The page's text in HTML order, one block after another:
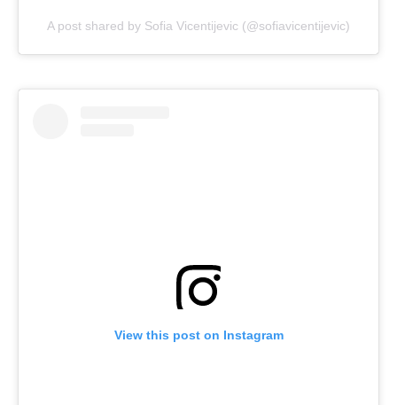
A post shared by Sofia Vicentijevic (@sofiavicentijevic)
View this post on Instagram